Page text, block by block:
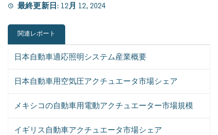
最終更新日: 12月 12, 2024
関連レポート
日本自動車適応照明システム産業概要
日本自動車用空気圧アクチュエータ市場シェア
メキシコの自動車用電動アクチュエーター市場規模
イギリス自動車アクチュエータ市場シェア